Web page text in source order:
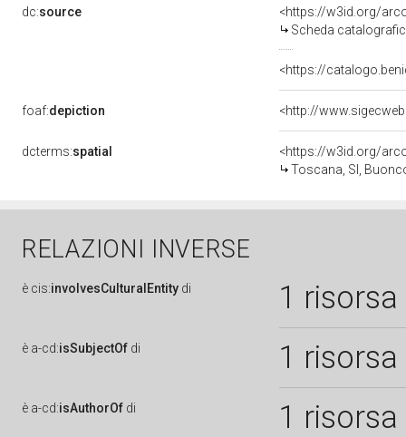
dc:source
<https://w3id.org/
Scheda
<https://
foaf:depiction <http://
dcterms:spatial
<https://w3id.org/
Toscana, SI,
RELAZIONI INVERSE
è cis:involvesCulturalEntity di 1 risorsa
è a-cd:isSubjectOf di 1 risorsa
è a-cd:isAuthorOf di 1 risorsa